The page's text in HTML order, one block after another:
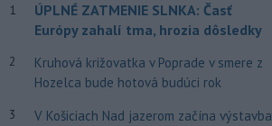
1
ÚPLNÉ ZATMENIE SLNKA: Časť
Európy zahalí tma, hrozia dôsledky
2
Kruhová križovatka v Poprade v smere z
Hozelca bude hotová budúci rok
3
V Košiciach Nad jazerom začína výstavba